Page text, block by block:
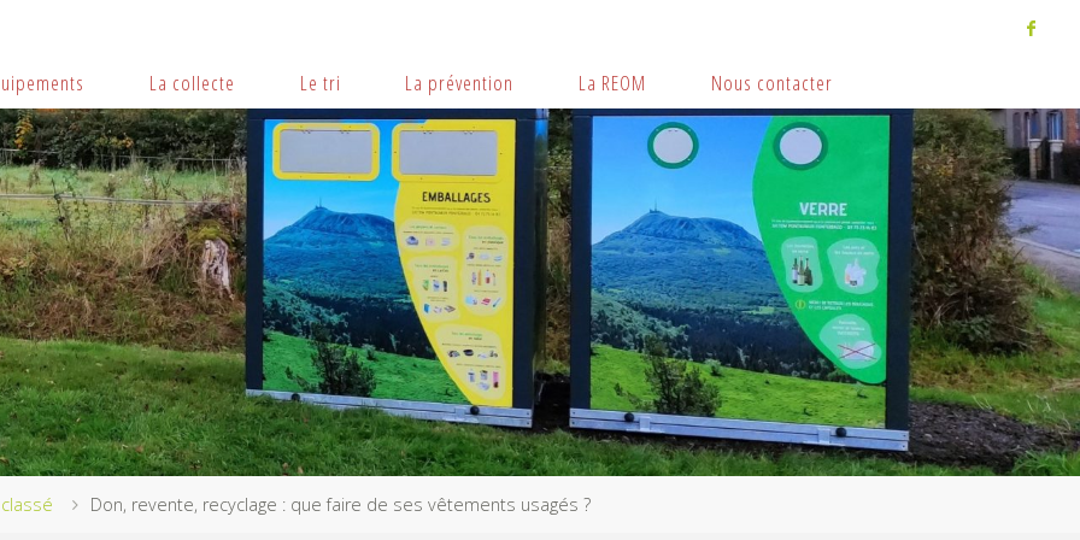
La collecte Le tri La prévention La REOM Nous contacter
Don, revente, recyclage : que faire de ses vêtements usagés ?